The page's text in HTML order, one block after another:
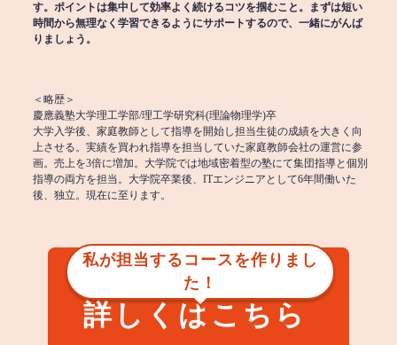
す。ポイントは集中して効率よく続けるコツを掴むこと。まずは短い
時間から無理なく学習できるようにサポートするので、一緒にがんば
りましょう。
＜略歴＞
慶應義塾大学理工学部/理工学研究科(理論物理学)卒
大学入学後、家庭教師として指導を開始し担当生徒の成績を大きく向
上させる。実績を買われ指導を担当していた家庭教師会社の運営に参
画。売上を3倍に増加。大学院では地域密着型の塾にて集団指導と個別
指導の両方を担当。大学院卒業後、ITエンジニアとして6年間働いた
後、独立。現在に至ります。
私が担当するコースを作りまし
た！
詳しくはこちら